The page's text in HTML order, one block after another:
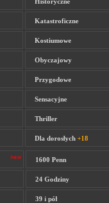
Katastroficzne
Kostiumowe
Obyczajowy
Przygodowe
Sensacyjne
Thriller
Dla dorosłych +18
1600 Penn
24 Godziny
39 i pół